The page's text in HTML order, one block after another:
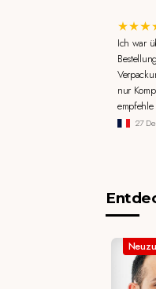
Ich war
nur
27